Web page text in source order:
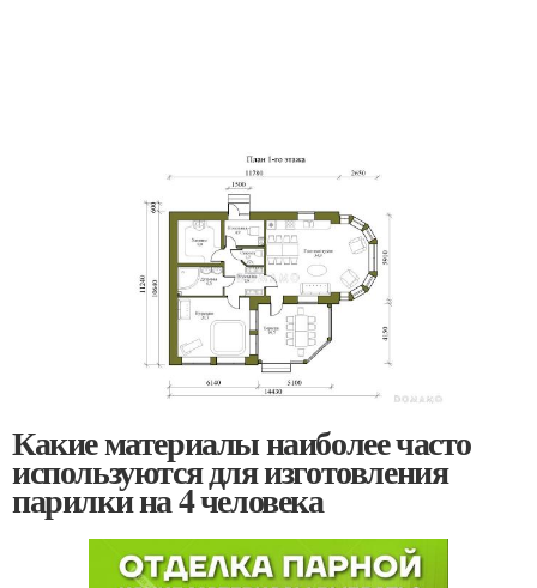
Какие материалы наиболее часто
используются для изготовления
парилки на 4 человека